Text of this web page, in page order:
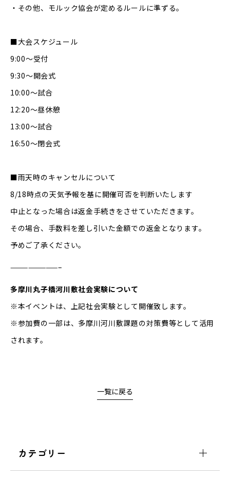
・その他、モルック協会が定めるルールに準ずる。
■大会スケジュール
9:00～受付
9:30～開会式
10:00～試合
12:20～昼休憩
13:00～試合
16:50～閉会式
■雨天時のキャンセルについて
8/18時点の天気予報を基に開催可否を判断いたします
中止となった場合は返金手続きをさせていただきます。
その場合、手数料を差し引いた金額での返金となります。
予めご了承ください。
————————–
多摩川丸子橋河川敷社会実験について
※本イベントは、上記社会実験として開催致します。
※参加費の一部は、多摩川河川敷課題の対策費等として活用
されます。
一覧に戻る
カテゴリー